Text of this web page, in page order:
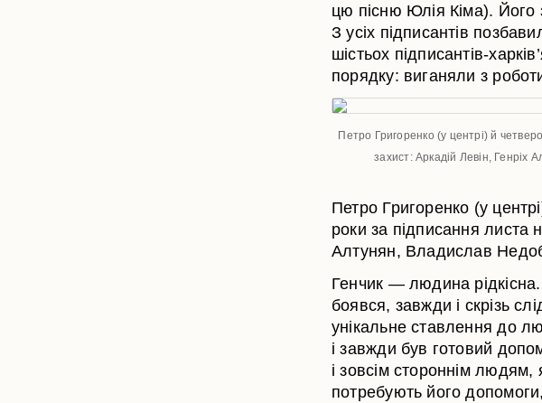
цю пісню Юлія Кіма). Його
З усіх підписантів
шістьох підписантів-
порядку: виганяли з
Петро Григоренко (у центрі) й
захист: Аркадій Левін,
Петро Григоренко (у
роки за підписання листа
Алтунян, Владислав
Генчик — людина рідкісна.
боявся, завжди і скрізь
унікальне ставлення до
і завжди був готовий
і зовсім стороннім
потребують його